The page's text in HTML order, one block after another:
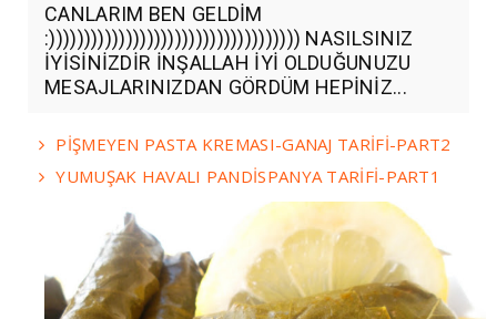
CANLARIM BEN GELDİM
:)))))))))))))))))))))))))))))))))))) NASILSINIZ
İYİSİNİZDİR İNŞALLAH İYİ OLDUĞUNUZU
MESAJLARINIZDAN GÖRDÜM HEPİNİZ...
PİŞMEYEN PASTA KREMASI-GANAJ TARİFİ-PART2
YUMUŞAK HAVALI PANDİSPANYA TARİFİ-PART1